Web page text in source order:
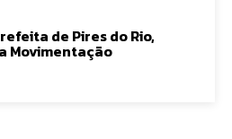
de Pires do Rio,
Movimentação